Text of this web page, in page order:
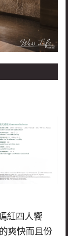
紅四人饗
爽快而且份